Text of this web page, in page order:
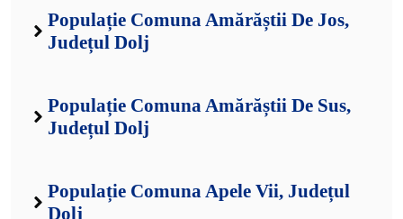
Populație Comuna Amărăștii De Jos,
Județul Dolj
Populație Comuna Amărăștii De Sus,
Județul Dolj
Populație Comuna Apele Vii, Județul
Dolj